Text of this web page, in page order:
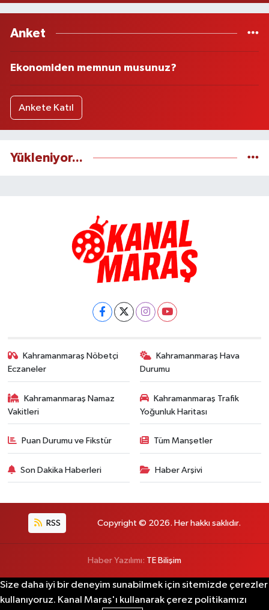
Anket
Ekonomiden memnun musunuz?
Ankete Katıl
Yükleniyor...
Kahramanmaraş Nöbetçi
Eczaneler
Kahramanmaraş Hava
Durumu
Kahramanmaraş Namaz
Vakitleri
Kahramanmaraş Trafik
Yoğunluk Haritası
Puan Durumu ve Fikstür Tüm Manşetler
Son Dakika Haberleri Haber Arşivi
RSS Copyright © 2026. Her hakkı saklıdır.
Haber Yazılımı: TE Bilişim
Size daha iyi bir deneyim sunabilmek için sitemizde çerezler
kullanıyoruz. Kanal Maraş'ı kullanarak çerez politikamızı